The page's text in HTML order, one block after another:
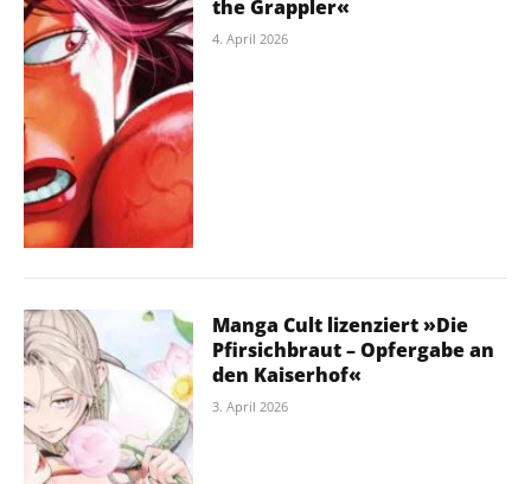
the Grappler«
4. April 2026
Manga Cult lizenziert »Die
Pfirsichbraut – Opfergabe an
den Kaiserhof«
3. April 2026